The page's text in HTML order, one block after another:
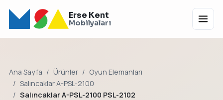
Erse Kent
Mobilyaları Menü
Ana Sayfa Ürünler
Oyun Elemanları
Salıncaklar A-PSL-2100
Salıncaklar A-PSL-2100 PSL-2102